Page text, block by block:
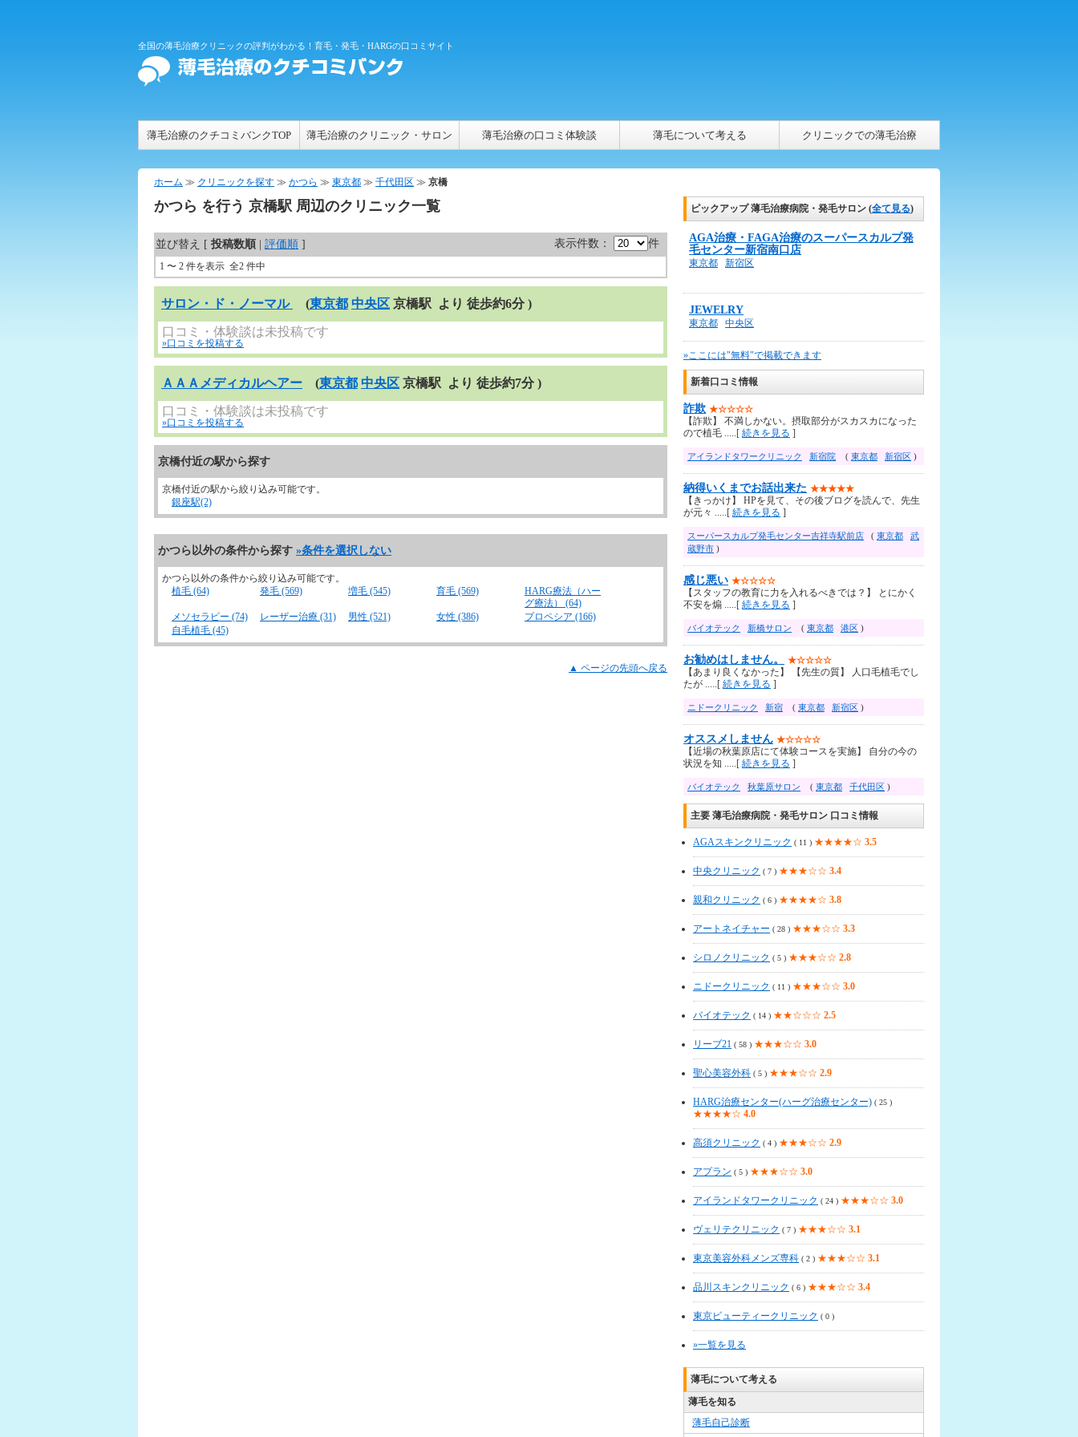
全国の薄毛治療クリニックの評判がわかる！育毛・発毛・HARGの口コミサイト
薄毛治療のクチコミバンクTOP 薄毛治療のクリニック・サロン 薄毛治療の口コミ体験談 薄毛について考える クリニックでの薄毛治療
ホーム ≫ クリニックを探す ≫ かつら ≫ 東京都 ≫ 千代田区 ≫ 京橋
かつら を行う 京橋駅 周辺のクリニック一覧
並び替え [ 投稿数順 評価順 ] 表示件数： 件
1 〜 2 件を表示 全2 件中
サロン・ド・ノーマル (東京都 中央区 京橋駅 より 徒歩約6分 )
口コミ・体験談は未投稿です
»口コミを投稿する
ＡＡＡメディカルヘアー (東京都 中央区 京橋駅 より 徒歩約7分 )
口コミ・体験談は未投稿です
»口コミを投稿する
京橋付近の駅から探す
京橋付近の駅から絞り込み可能です。
銀座駅(2)
かつら以外の条件から探す »条件を選択しない
かつら以外の条件から絞り込み可能です。
植毛 (64)
発毛 (569) 増毛 (545) 育毛 (569)
HARG療法（ハー
グ療法） (64)
メソセラピー (74)
レーザー治療 (31) 男性 (521) 女性 (386)
プロペシア (166)
自毛植毛 (45)
▲ ページの先頭へ戻る
ピックアップ 薄毛治療病院・発毛サロン (全て見る)
AGA治療・FAGA治療のスーパースカルプ発
毛センター新宿南口店
東京都 新宿区
JEWELRY
東京都 中央区
»ここには"無料"で掲載できます
新着口コミ情報
詐欺 ★☆☆☆☆
【詐欺】 不満しかない。摂取部分がスカスカになった
ので植毛 .....[ 続きを見る ]
アイランドタワークリニック 新宿院 ( 東京都 新宿区 )
納得いくまでお話出来た ★★★★★
【きっかけ】 HPを見て、その後ブログを読んで、先生
が元々 .....[ 続きを見る ]
スーパースカルプ発毛センター吉祥寺駅前店 ( 東京都
武
蔵野市 )
感じ悪い ★☆☆☆☆
【スタッフの教育に力を入れるべきでは？】 とにかく
不安を煽 .....[ 続きを見る ]
バイオテック 新橋サロン ( 東京都 港区 )
お勧めはしません。 ★☆☆☆☆
【あまり良くなかった】 【先生の質】 人口毛植毛でし
たが .....[ 続きを見る ]
ニドークリニック 新宿 ( 東京都 新宿区 )
オススメしません ★☆☆☆☆
【近場の秋葉原店にて体験コースを実施】 自分の今の
状況を知 .....[ 続きを見る ]
バイオテック 秋葉原サロン ( 東京都 千代田区 )
主要 薄毛治療病院・発毛サロン 口コミ情報
AGAスキンクリニック ( 11 ) ★★★★☆ 3.5
中央クリニック ( 7 ) ★★★☆☆ 3.4
親和クリニック ( 6 ) ★★★★☆ 3.8
アートネイチャー ( 28 ) ★★★☆☆ 3.3
シロノクリニック ( 5 ) ★★★☆☆ 2.8
ニドークリニック ( 11 ) ★★★☆☆ 3.0
バイオテック ( 14 ) ★★☆☆☆ 2.5
リーブ21 ( 58 ) ★★★☆☆ 3.0
聖心美容外科 ( 5 ) ★★★☆☆ 2.9
HARG治療センター(ハーグ治療センター) ( 25 )
★★★★☆ 4.0
高須クリニック ( 4 ) ★★★☆☆ 2.9
アプラン ( 5 ) ★★★☆☆ 3.0
アイランドタワークリニック ( 24 ) ★★★☆☆ 3.0
ヴェリテクリニック ( 7 ) ★★★☆☆ 3.1
東京美容外科メンズ専科 ( 2 ) ★★★☆☆ 3.1
品川スキンクリニック ( 6 ) ★★★☆☆ 3.4
東京ビューティークリニック ( 0 )
»一覧を見る
薄毛について考える
薄毛を知る
薄毛自己診断